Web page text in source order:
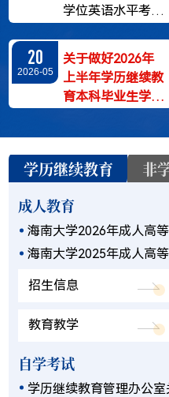
学位英语水平考试
20
2026-05
关于做好2026年
上半年学历继续教
育本科毕业生学士
作的通知
学历继续教育 非
成人教育
海南大学2026年成人高
海南大学2025年成人高
招生信息
教育教学
自学考试
学历继续教育管理办公